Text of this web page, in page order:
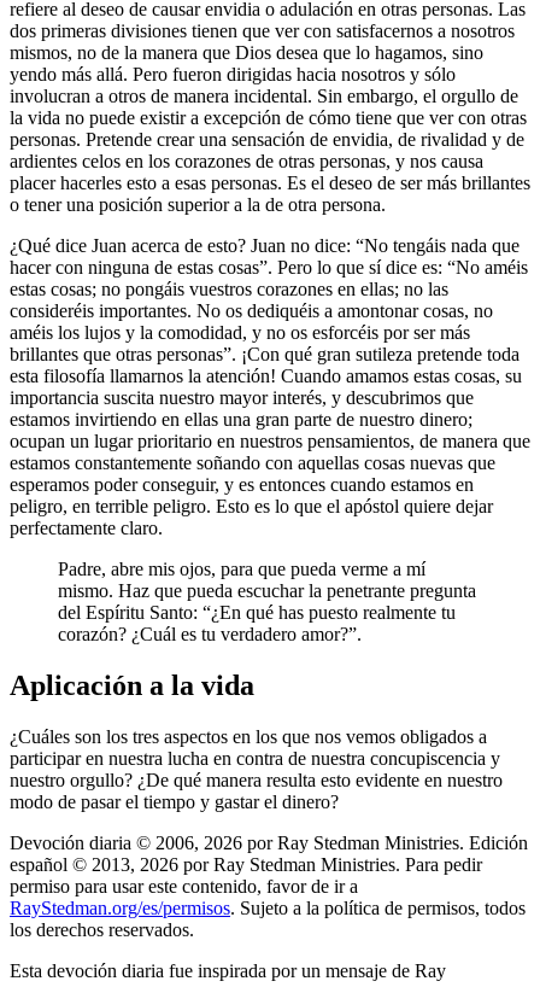
refiere al deseo de causar envidia o adulación en otras personas. Las
dos primeras divisiones tienen que ver con satisfacernos a nosotros
mismos, no de la manera que Dios desea que lo hagamos, sino
yendo más allá. Pero fueron dirigidas hacia nosotros y sólo
involucran a otros de manera incidental. Sin embargo, el orgullo de
la vida no puede existir a excepción de cómo tiene que ver con otras
personas. Pretende crear una sensación de envidia, de rivalidad y de
ardientes celos en los corazones de otras personas, y nos causa
placer hacerles esto a esas personas. Es el deseo de ser más brillantes
o tener una posición superior a la de otra persona.
¿Qué dice Juan acerca de esto? Juan no dice: “No tengáis nada que
hacer con ninguna de estas cosas”. Pero lo que sí dice es: “No améis
estas cosas; no pongáis vuestros corazones en ellas; no las
consideréis importantes. No os dediquéis a amontonar cosas, no
améis los lujos y la comodidad, y no os esforcéis por ser más
brillantes que otras personas”. ¡Con qué gran sutileza pretende toda
esta filosofía llamarnos la atención! Cuando amamos estas cosas, su
importancia suscita nuestro mayor interés, y descubrimos que
estamos invirtiendo en ellas una gran parte de nuestro dinero;
ocupan un lugar prioritario en nuestros pensamientos, de manera que
estamos constantemente soñando con aquellas cosas nuevas que
esperamos poder conseguir, y es entonces cuando estamos en
peligro, en terrible peligro. Esto es lo que el apóstol quiere dejar
perfectamente claro.
Padre, abre mis ojos, para que pueda verme a mí
mismo. Haz que pueda escuchar la penetrante pregunta
del Espíritu Santo: “¿En qué has puesto realmente tu
corazón? ¿Cuál es tu verdadero amor?”.
Aplicación a la vida
¿Cuáles son los tres aspectos en los que nos vemos obligados a
participar en nuestra lucha en contra de nuestra concupiscencia y
nuestro orgullo? ¿De qué manera resulta esto evidente en nuestro
modo de pasar el tiempo y gastar el dinero?
Devoción diaria © 2006, 2026 por Ray Stedman Ministries. Edición
español © 2013, 2026 por Ray Stedman Ministries. Para pedir
permiso para usar este contenido, favor de ir a
RayStedman.org/es/permisos. Sujeto a la política de permisos, todos
los derechos reservados.
Esta devoción diaria fue inspirada por un mensaje de Ray